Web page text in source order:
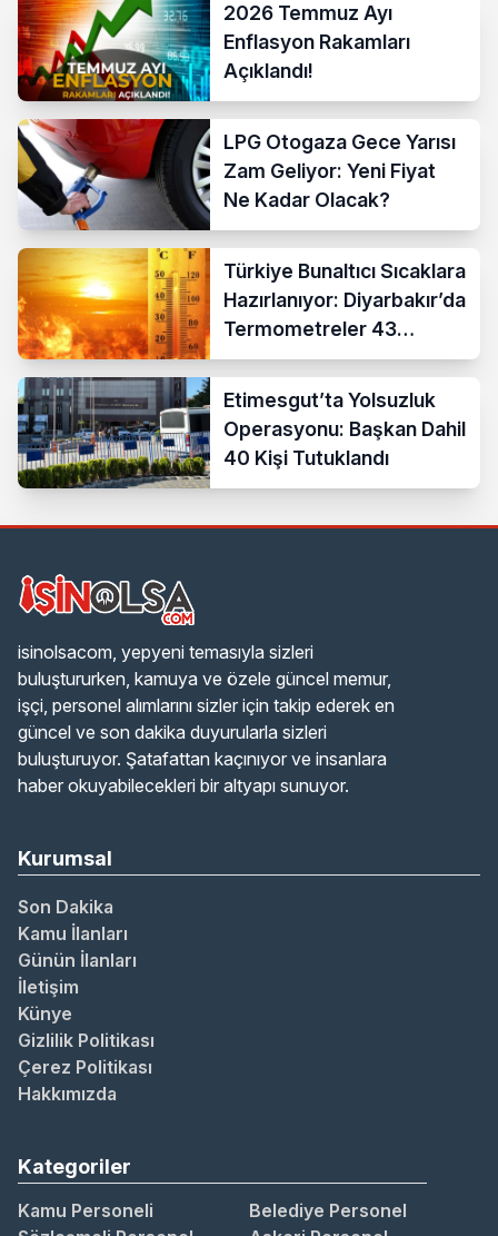
2026 Temmuz Ayı
Enflasyon Rakamları
Açıklandı!
LPG Otogaza Gece Yarısı
Zam Geliyor: Yeni Fiyat
Ne Kadar Olacak?
Türkiye Bunaltıcı Sıcaklara
Hazırlanıyor: Diyarbakır’da
Termometreler 43
Dereceyi Gösterecek
Etimesgut’ta Yolsuzluk
Operasyonu: Başkan Dahil
40 Kişi Tutuklandı
isinolsacom, yepyeni temasıyla sizleri
buluştururken, kamuya ve özele güncel memur,
işçi, personel alımlarını sizler için takip ederek en
güncel ve son dakika duyurularla sizleri
buluşturuyor. Şatafattan kaçınıyor ve insanlara
haber okuyabilecekleri bir altyapı sunuyor.
Kurumsal
Son Dakika
Kamu İlanları
Günün İlanları
İletişim
Künye
Gizlilik Politikası
Çerez Politikası
Hakkımızda
Kategoriler
Kamu Personeli
Belediye Personel